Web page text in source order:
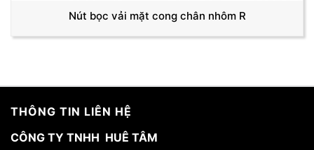
Nút bọc vải mặt cong chân nhôm R
THÔNG TIN LIÊN HỆ
CÔNG TY TNHH HUÊ TÂM